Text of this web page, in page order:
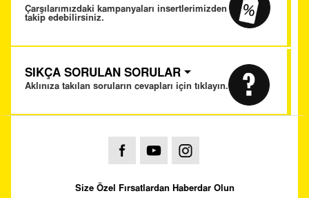
Çarşılarımızdaki kampanyaları insertlerimizden
takip edebilirsiniz.
SIKÇA SORULAN SORULAR
Aklınıza takılan soruların cevapları için tıklayın.
Size Özel Fırsatlardan Haberdar Olun